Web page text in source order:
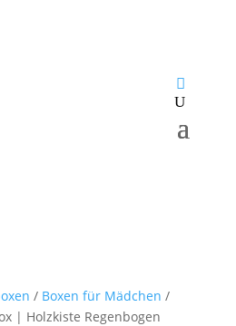
/ Boxen für Mädchen /
| Holzkiste Regenbogen